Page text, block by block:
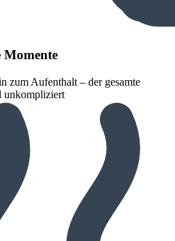
Momente
zum Aufenthalt – der gesamte
unkompliziert